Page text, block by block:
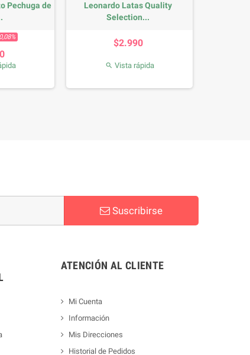
Pechuga de
Precio
Leonardo Latas Quality
Selection...
$2.990
 Vista rápida
Suscribirse
ATENCIÓN AL CLIENTE
Mi Cuenta
Información
Mis Direcciones
Historial de Pedidos